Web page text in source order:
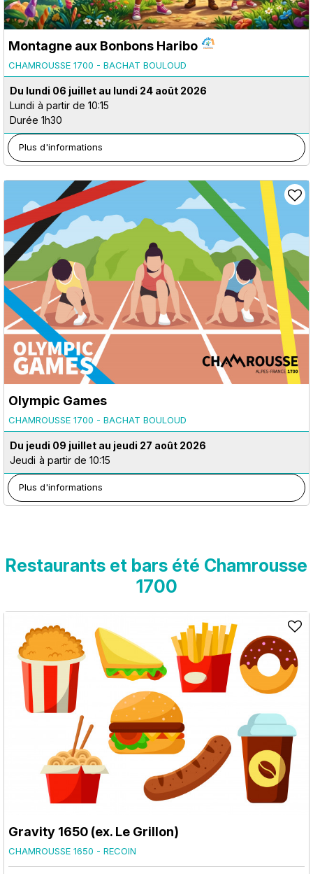
Montagne aux Bonbons Haribo
CHAMROUSSE 1700 - BACHAT BOULOUD
Du lundi 06 juillet au lundi 24 août 2026
Lundi à partir de 10:15
Durée 1h30
Plus d'informations
Olympic Games
CHAMROUSSE 1700 - BACHAT BOULOUD
Du jeudi 09 juillet au jeudi 27 août 2026
Jeudi à partir de 10:15
Plus d'informations
Restaurants et bars été Chamrousse
1700
Gravity 1650 (ex. Le Grillon)
CHAMROUSSE 1650 - RECOIN